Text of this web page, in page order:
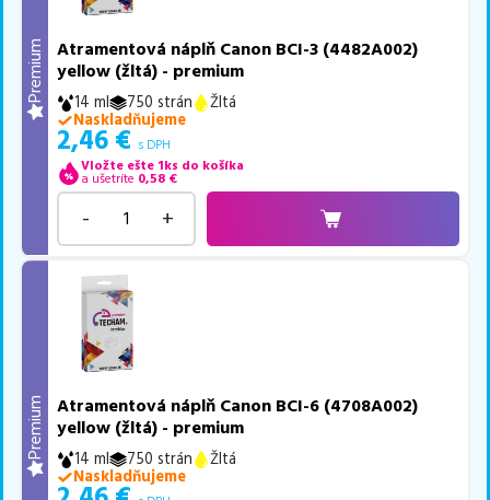
Premium
Atramentová náplň Canon BCI-3 (4482A002)
yellow (žltá) - premium
14 ml 750 strán
Žltá
Naskladňujeme
2,46 € s DPH
Vložte ešte 1ks do košíka
a ušetríte 0,58 €
- +
Premium
Atramentová náplň Canon BCI-6 (4708A002)
yellow (žltá) - premium
14 ml 750 strán
Žltá
Naskladňujeme